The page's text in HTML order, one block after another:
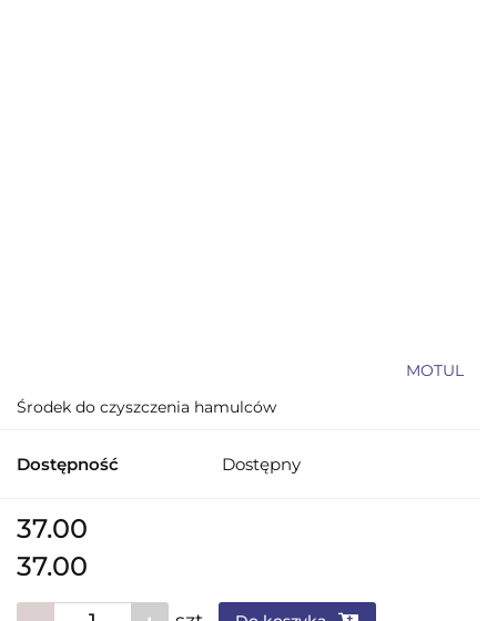
MOTUL
Środek do czyszczenia hamulców
Dostępność Dostępny
37.00
37.00